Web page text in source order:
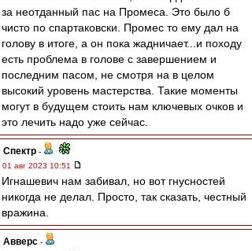
за неотданный пас на Промеса. Это было б
чисто по спартаковски. Промес то ему дал на
голову в итоге, а он пока жадничает...и походу
есть проблема в голове с завершением и
последним пасом, не смотря на в целом
высокий уровень мастерства. Такие моменты
могут в будущем стоить нам ключевых очков и
это лечить надо уже сейчас.
Спектр -
01 авг 2023 10:51
Игнашевич нам забивал, но вот гнусностей
никогда не делал. Просто, так сказать, честный
вражина.
Авверс -